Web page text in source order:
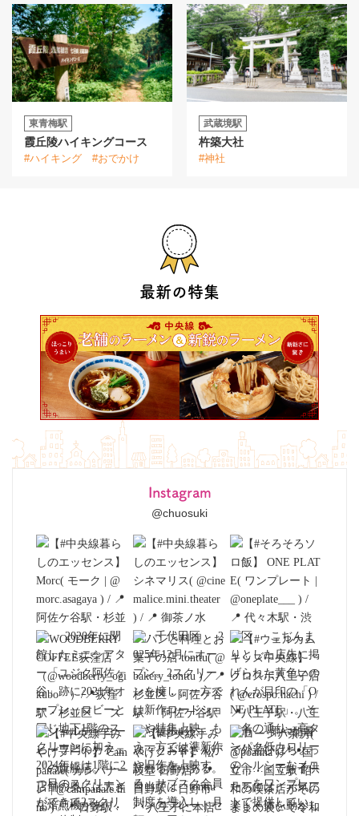
最新の特集
Instagram
@chuosuki
東青梅駅
霞丘陵ハイキングコース
#ハイキング #おでかけ
武蔵境駅
杵築大社
#神社